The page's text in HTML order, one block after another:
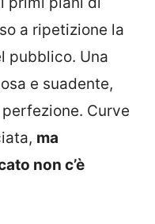
a ripetizione la
pubblico. Una
e suadente,
Curve
ma
non c’è